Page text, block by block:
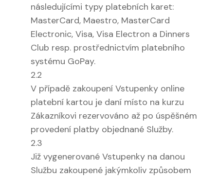
následujícími typy platebních karet:
MasterCard, Maestro, MasterCard
Electronic, Visa, Visa Electron a Dinners
Club resp. prostřednictvím platebního
systému GoPay.
2.2
V případě zakoupení Vstupenky online
platební kartou je daní místo na kurzu
Zákazníkovi rezervováno až po úspěšném
provedení platby objednané Služby.
2.3
Již vygenerované Vstupenky na danou
Službu zakoupené jakýmkoliv způsobem